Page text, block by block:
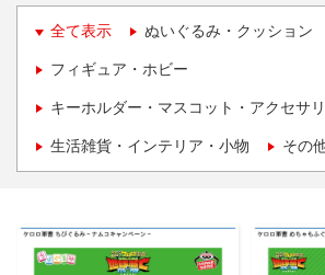
全て表示 ぬいぐるみ・クッション
フィギュア・ホビー
キーホルダー・マスコット・アクセサ
生活雑貨・インテリア・小物 その